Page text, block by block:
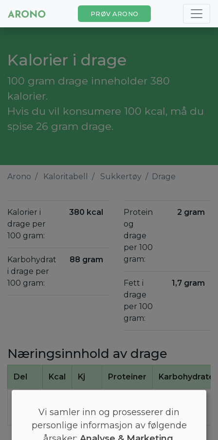
PRØV ARONO
Kalorier i drage
100 gram drage inneholder 380
kalorier.
Hvis du vil konsumere 100 kcal, må du
spise 26 gram drage.
Arono Kaloritabell Sukkertøy Drage
Kalorier i
drage per
100 gram:
380 kcal
Karbohydrat
i drage per
100 gram:
88 gram
Protein
og
drage
per 100
gram:
2 gram
Fett i
drage
per 100
gram:
1,7 gram
Næringsinnhold av drage
Del Kcal Kj Proteiner Karbohydrater
Vi samler inn og prosesserer din
personlige informasjon av følgende